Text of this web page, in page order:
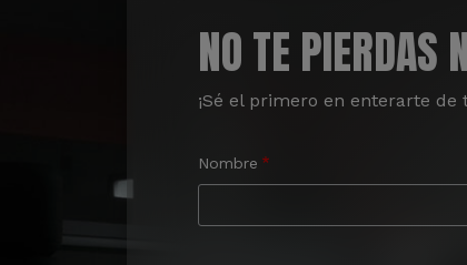
NO TE PIERDAS
¡Sé el primero en enterarte
Nombre